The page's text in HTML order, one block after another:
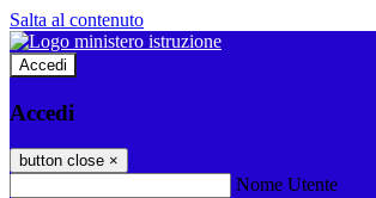
Salta al contenuto
Accedi
Accedi
button close ×
Nome Utente